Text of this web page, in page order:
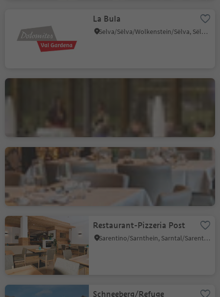
La Bula
Selva/Sëlva/Wolkenstein/Sëlva, Sëlva/Selva di Val Gardena, Dolomites Region Val Gardena
Restaurant Terz
Restaurant-Pizzeria Post
Sarentino/Sarnthein, Sarntal/Sarentino, Bolzano/Bozen and environs
Schneeberg/Refuge